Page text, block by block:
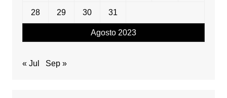
Agosto 2023
28 29 30 31
« Jul Sep »